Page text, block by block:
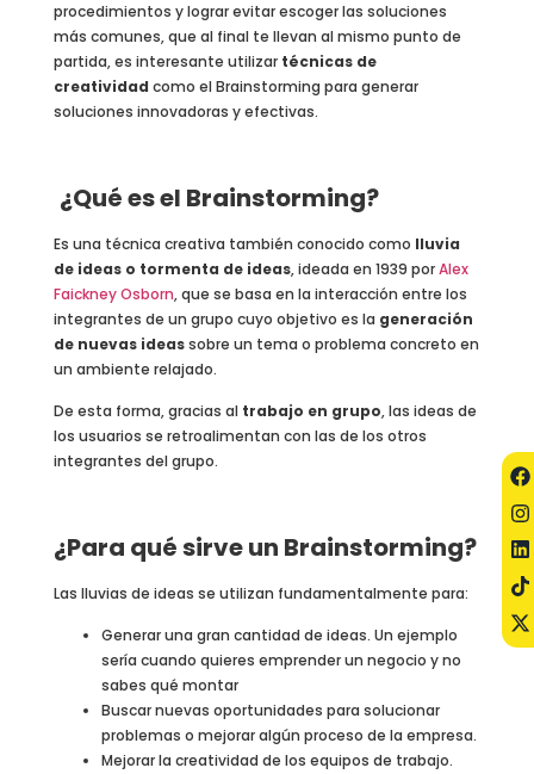
procedimientos y lograr evitar escoger las soluciones
más comunes, que al final te llevan al mismo punto de
partida, es interesante utilizar técnicas de
creatividad como el Brainstorming para generar
soluciones innovadoras y efectivas.
¿Qué es el Brainstorming?
Es una técnica creativa también conocido como lluvia
de ideas o tormenta de ideas, ideada en 1939 porAlex
Faickney Osborn, que se basa en la interacción entre los
integrantes de un grupo cuyo objetivo es la generación
de nuevas ideassobre un tema o problema concreto en
un ambiente relajado.
De esta forma, gracias al trabajo en grupo, las ideas de
los usuarios se retroalimentan con las de los otros
integrantes del grupo.
¿Para qué sirve un Brainstorming?
Las lluvias de ideas se utilizan fundamentalmente para:
Generar una gran cantidad de ideas. Un ejemplo
sería cuando quieres emprender un negocio y no
sabes qué montar
Buscar nuevas oportunidades para solucionar
problemas o mejorar algún proceso de la empresa.
Mejorar la creatividad de los equipos de trabajo.